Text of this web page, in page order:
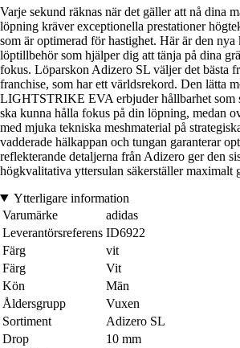
Varje sekund räknas när det gäller att nå dina
löpning kräver exceptionella prestationer
som är optimerad för hastighet. Här är den
löptillbehör som hjälper dig att tänja på dina
fokus. Löparskon Adizero SL väljer det bästa
franchise, som har ett världsrekord. Den lätta
LIGHTSTRIKE EVA erbjuder hållbarhet som
ska kunna hålla fokus på din löpning, medan
med mjuka tekniska meshmaterial på
vadderade hälkappan och tungan garanterar
reflekterande detaljerna från Adizero ger den
högkvalitativa yttersulan säkerställer maximalt
Ytterligare information
Varumärke
adidas
Leverantörsreferens ID6922
Färg
vit
Färg
Vit
Kön
Män
Åldersgrupp
Vuxen
Sortiment
Adizero SL
Drop
10 mm